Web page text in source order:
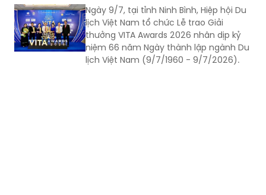
Ngày 9/7, tại tỉnh Ninh Bình, Hiệp hội Du
lịch Việt Nam tổ chức Lễ trao Giải
thưởng VITA Awards 2026 nhân dịp kỷ
niệm 66 năm Ngày thành lập ngành Du
lịch Việt Nam (9/7/1960 - 9/7/2026).